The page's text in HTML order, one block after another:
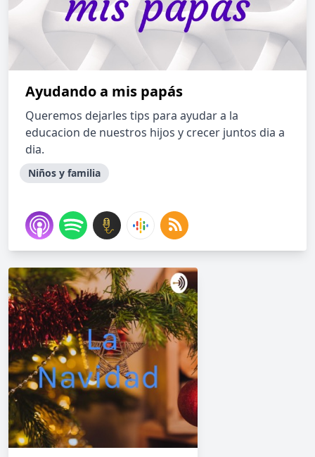
Ayudando a mis papás
Queremos dejarles tips para ayudar a la
educacion de nuestros hijos y crecer juntos dia a
dia.
Niños y familia